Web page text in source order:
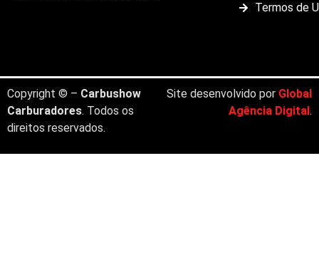
Termos de
Copyright © – Carbushow
Carburadores. Todos os
direitos reservados.
Site desenvolvido por Global
Agência Digital.